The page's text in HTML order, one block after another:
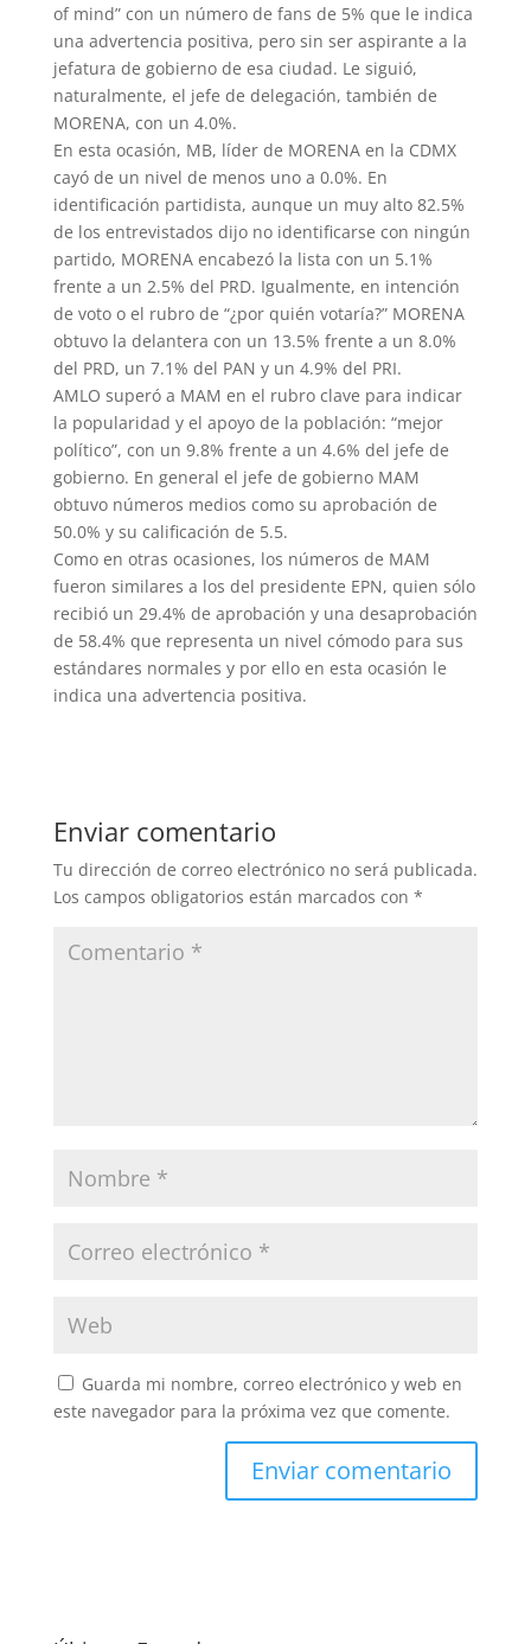
of mind” con un número de fans de 5% que le indica
una advertencia positiva, pero sin ser aspirante a la
jefatura de gobierno de esa ciudad. Le siguió,
naturalmente, el jefe de delegación, también de
MORENA, con un 4.0%.
En esta ocasión, MB, líder de MORENA en la CDMX
cayó de un nivel de menos uno a 0.0%. En
identificación partidista, aunque un muy alto 82.5%
de los entrevistados dijo no identificarse con ningún
partido, MORENA encabezó la lista con un 5.1%
frente a un 2.5% del PRD. Igualmente, en intención
de voto o el rubro de “¿por quién votaría?” MORENA
obtuvo la delantera con un 13.5% frente a un 8.0%
del PRD, un 7.1% del PAN y un 4.9% del PRI.
AMLO superó a MAM en el rubro clave para indicar
la popularidad y el apoyo de la población: “mejor
político”, con un 9.8% frente a un 4.6% del jefe de
gobierno. En general el jefe de gobierno MAM
obtuvo números medios como su aprobación de
50.0% y su calificación de 5.5.
Como en otras ocasiones, los números de MAM
fueron similares a los del presidente EPN, quien sólo
recibió un 29.4% de aprobación y una desaprobación
de 58.4% que representa un nivel cómodo para sus
estándares normales y por ello en esta ocasión le
indica una advertencia positiva.
Enviar comentario
Tu dirección de correo electrónico no será publicada.
Los campos obligatorios están marcados con *
Guarda mi nombre, correo electrónico y web en
este navegador para la próxima vez que comente.